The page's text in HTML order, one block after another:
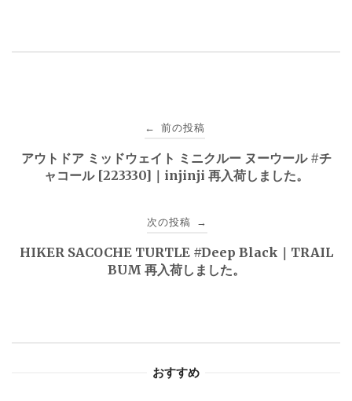
稿
ゲ
← 前の投稿
アウトドア ミッドウェイト ミニクルー ヌーウール #チ
ャコール [223330]｜injinji 再入荷しました。
次の投稿 →
HIKER SACOCHE TURTLE #Deep Black｜TRAIL
BUM 再入荷しました。
おすすめ